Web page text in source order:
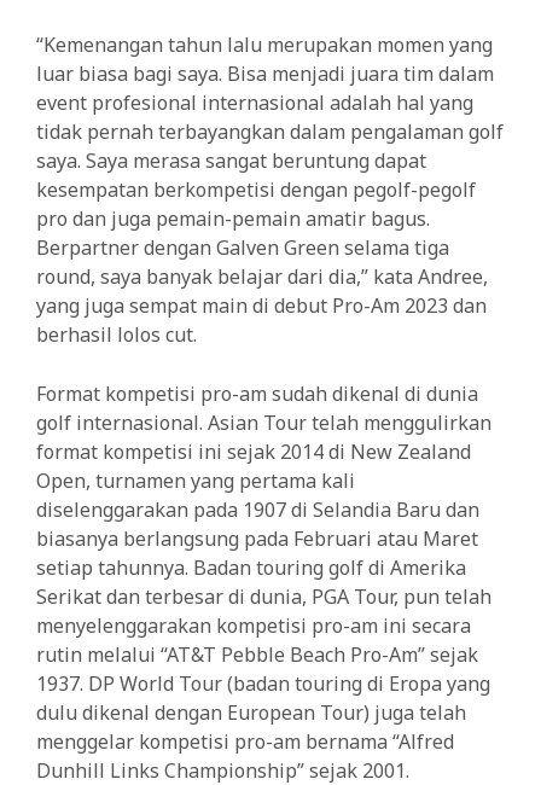
“Kemenangan tahun lalu merupakan momen yang
luar biasa bagi saya. Bisa menjadi juara tim dalam
event profesional internasional adalah hal yang
tidak pernah terbayangkan dalam pengalaman golf
saya. Saya merasa sangat beruntung dapat
kesempatan berkompetisi dengan pegolf-pegolf
pro dan juga pemain-pemain amatir bagus.
Berpartner dengan Galven Green selama tiga
round, saya banyak belajar dari dia,” kata Andree,
yang juga sempat main di debut Pro-Am 2023 dan
berhasil lolos cut.
Format kompetisi pro-am sudah dikenal di dunia
golf internasional. Asian Tour telah menggulirkan
format kompetisi ini sejak 2014 di New Zealand
Open, turnamen yang pertama kali
diselenggarakan pada 1907 di Selandia Baru dan
biasanya berlangsung pada Februari atau Maret
setiap tahunnya. Badan touring golf di Amerika
Serikat dan terbesar di dunia, PGA Tour, pun telah
menyelenggarakan kompetisi pro-am ini secara
rutin melalui “AT&T Pebble Beach Pro-Am” sejak
1937. DP World Tour (badan touring di Eropa yang
dulu dikenal dengan European Tour) juga telah
menggelar kompetisi pro-am bernama “Alfred
Dunhill Links Championship” sejak 2001.